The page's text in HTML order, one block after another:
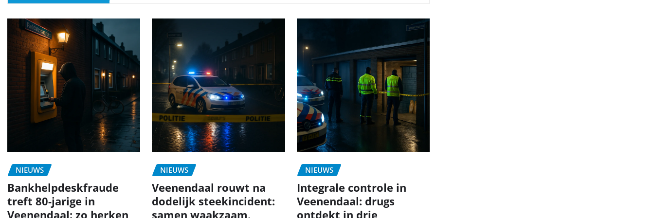
NIEUWS
Bankhelpdeskfraude
treft 80-jarige in
Veenendaal: zo herken
NIEUWS
Veenendaal rouwt na
dodelijk steekincident:
samen waakzaam,
NIEUWS
Integrale controle in
Veenendaal: drugs
ontdekt in drie